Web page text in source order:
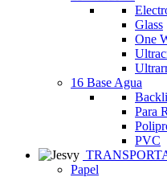
Glass
One
16 Base Agua
Para
PVC
Papel